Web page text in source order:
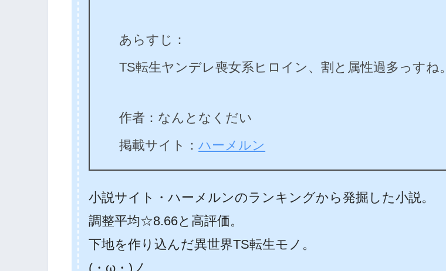
あらすじ：
TS転生ヤンデレ喪女系ヒロイン、割と属性過多っすね。
作者：なんとなくだい
掲載サイト：ハーメルン
小説サイト・ハーメルンのランキングから発掘した小説。
調整平均☆8.66と高評価。
下地を作り込んだ異世界TS転生モノ。
(・ω・)ノ